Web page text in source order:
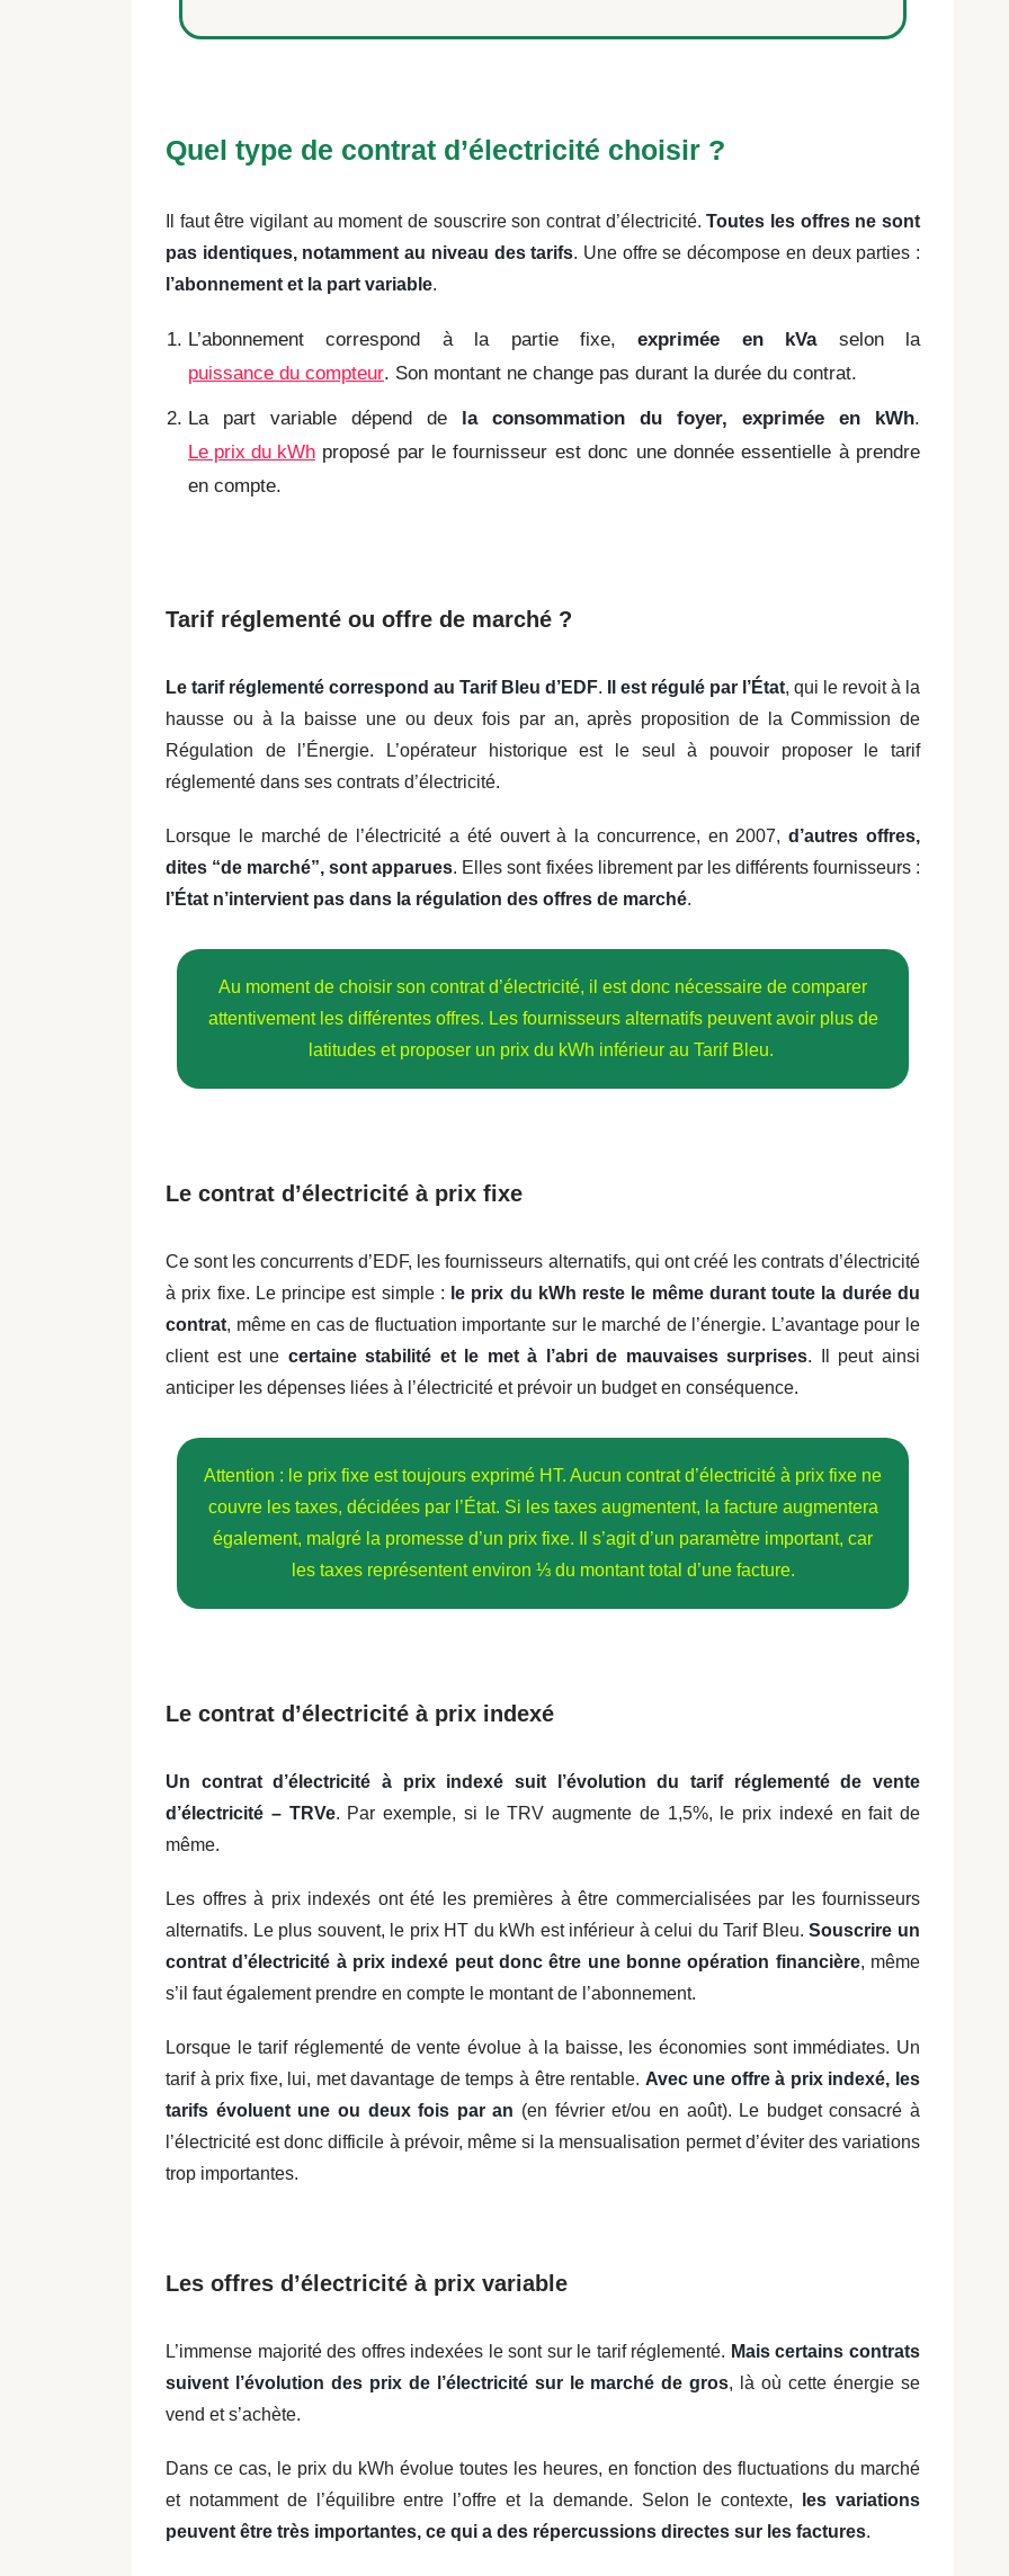
Quel type de contrat d’électricité choisir ?
Il faut être vigilant au moment de souscrire son contrat d’électricité.Toutes les offres ne sont
pas identiques, notamment au niveau des tarifs. Une offre se décompose en deux parties :
l’abonnement et la part variable.
L’abonnement correspond à la partie fixe,exprimée en kVaselon la
puissance du compteur. Son montant ne change pas durant la durée du contrat.
La part variable dépend de la consommation du foyer, exprimée en kWh.
Le prix du kWh proposé par le fournisseur est donc une donnée essentielle à prendre
en compte.
Tarif réglementé ou offre de marché ?
Le tarif réglementé correspond au Tarif Bleu d’EDF. Il est régulé par l’État, qui le revoit à la
hausse ou à la baisse une ou deux fois par an, après proposition de la Commission de
Régulation de l’Énergie. L’opérateur historique est le seul à pouvoir proposer le tarif
réglementé dans ses contrats d’électricité.
Lorsque le marché de l’électricité a été ouvert à la concurrence, en 2007,d’autres offres,
dites “de marché”, sont apparues. Elles sont fixées librement par les différents fournisseurs :
l’État n’intervient pas dans la régulation des offres de marché.
Au moment de choisir son contrat d’électricité, il est donc nécessaire de comparer
attentivement les différentes offres. Les fournisseurs alternatifs peuvent avoir plus de
latitudes et proposer un prix du kWh inférieur au Tarif Bleu.
Le contrat d’électricité à prix fixe
Ce sont les concurrents d’EDF, les fournisseurs alternatifs, qui ont créé les contrats d’électricité
à prix fixe. Le principe est simple : le prix du kWh reste le même durant toute la durée du
contrat, même en cas de fluctuation importante sur le marché de l’énergie. L’avantage pour le
client est une certaine stabilité et le met à l’abri de mauvaises surprises. Il peut ainsi
anticiper les dépenses liées à l’électricité et prévoir un budget en conséquence.
Attention : le prix fixe est toujours exprimé HT. Aucun contrat d’électricité à prix fixe ne
couvre les taxes, décidées par l’État. Si les taxes augmentent, la facture augmentera
également, malgré la promesse d’un prix fixe. Il s’agit d’un paramètre important, car
les taxes représentent environ ⅓ du montant total d’une facture.
Le contrat d’électricité à prix indexé
Un contrat d’électricité à prix indexé suit l’évolution du tarif réglementé de vente
d’électricité – TRVe. Par exemple, si le TRV augmente de 1,5%, le prix indexé en fait de
même.
Les offres à prix indexés ont été les premières à être commercialisées par les fournisseurs
alternatifs. Le plus souvent, le prix HT du kWh est inférieur à celui du Tarif Bleu.Souscrire un
contrat d’électricité à prix indexé peut donc être une bonne opération financière, même
s’il faut également prendre en compte le montant de l’abonnement.
Lorsque le tarif réglementé de vente évolue à la baisse, les économies sont immédiates. Un
tarif à prix fixe, lui, met davantage de temps à être rentable. Avec une offre à prix indexé, les
tarifs évoluent une ou deux fois par an (en février et/ou en août). Le budget consacré à
l’électricité est donc difficile à prévoir, même si la mensualisation permet d’éviter des variations
trop importantes.
Les offres d’électricité à prix variable
L’immense majorité des offres indexées le sont sur le tarif réglementé. Mais certains contrats
suivent l’évolution des prix de l’électricité sur le marché de gros, là où cette énergie se
vend et s’achète.
Dans ce cas, le prix du kWh évolue toutes les heures, en fonction des fluctuations du marché
et notamment de l’équilibre entre l’offre et la demande. Selon le contexte,
les variations
peuvent être très importantes, ce qui a des répercussions directes sur les factures.